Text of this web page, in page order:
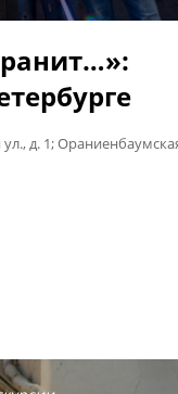
д. 1;